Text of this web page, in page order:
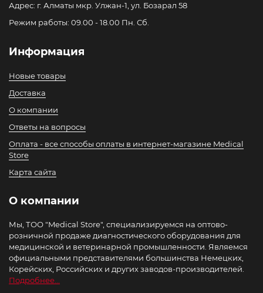
Адрес: г. Алматы мкр. Улжан-1, ул. Бозарал 58
Режим работы: 09.00 - 18.00 Пн. Сб.
Информация
Новые товары
Доставка
О компании
Ответы на вопросы
Оплата - все способы оплаты в интернет-магазине Medical
Store
Карта сайта
О компании
Мы, ТОО "Medical Store", специализируемся на оптово-
розничной продаже диагностического оборудования для
медицинской и ветеринарной промышленности. Являемся
официальными представителями большинства Немецких,
Корейских, Российских и других заводов-производителей.
Подробнее...